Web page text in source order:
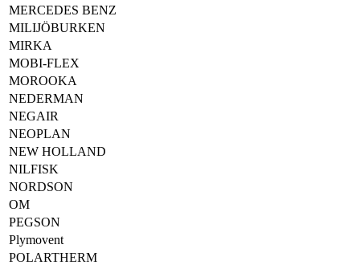
MERCEDES BENZ
MILIJÖBURKEN
MIRKA
MOBI-FLEX
MOROOKA
NEDERMAN
NEGAIR
NEOPLAN
NEW HOLLAND
NILFISK
NORDSON
OM
PEGSON
Plymovent
POLARTHERM